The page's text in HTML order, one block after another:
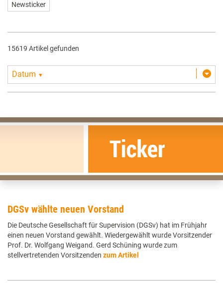
Newsticker
15619 Artikel gefunden
Datum ▼
DGSv wählte neuen Vorstand
Die Deutsche Gesellschaft für Supervision (DGSv) hat im Frühjahr
einen neuen Vorstand gewählt. Wiedergewählt wurde Vorsitzender
Prof. Dr. Wolfgang Weigand. Gerd Schüning wurde zum
stellvertretenden Vorsitzenden zum Artikel